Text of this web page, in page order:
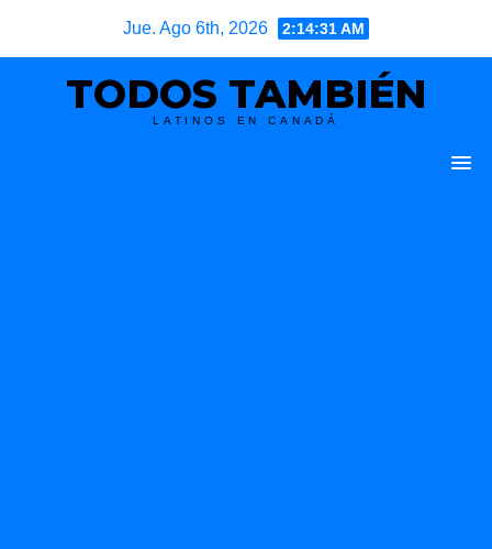
Jue. Ago 6th, 2026 2:14:32 AM
TODOS TAMBIÉN
LATINOS EN CANADÁ